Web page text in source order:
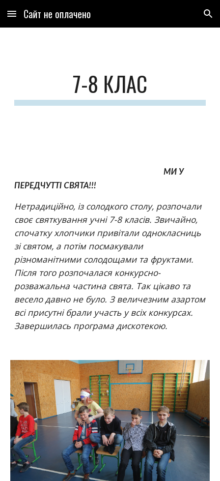
Skip to main content Skip to navigation
Сайт не оплачено
7-8 КЛАС
МИ У
ПЕРЕДЧУТТІ СВЯТА!!!
Нетрадиційно, із солодкого столу, розпочали
своє святкування учні 7-8 класів. Звичайно,
спочатку хлопчики привітали однокласниць
зі святом, а потім посмакували
різноманітними солодощами та фруктами.
Після того розпочалася конкурсно-
розважальна частина свята. Так цікаво та
весело давно не було. З величезним азартом
всі присутні брали участь у всіх конкурсах.
Завершилась програма дискотекою.